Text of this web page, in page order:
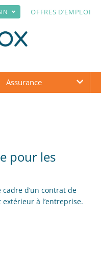
OFFRES D’EMPLOI
Assurance
pour les
d’un contrat de
à l’entreprise.